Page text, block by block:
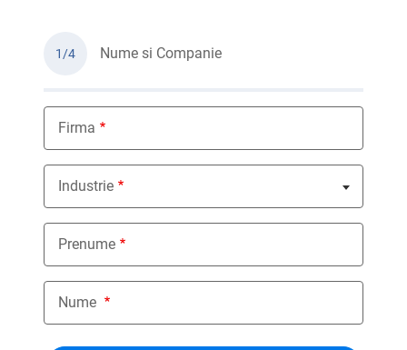
1/4 Nume si Companie
Firma
Industrie
Nothing selected
Prenume
Nume